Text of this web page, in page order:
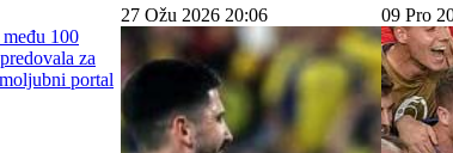
27 Ožu 2026 20:06 09 Pro